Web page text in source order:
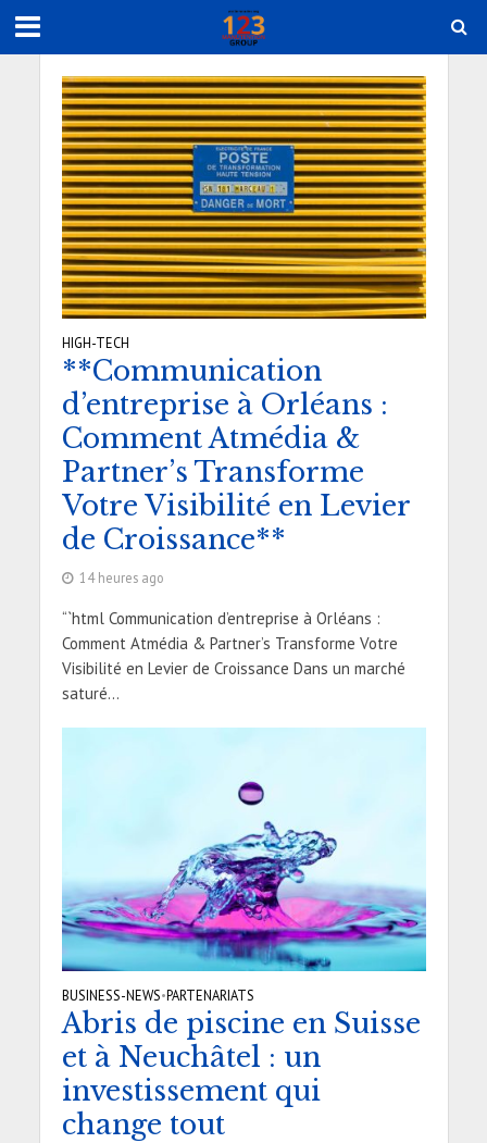
HIGH-TECH
**Communication
d’entreprise à Orléans :
Comment Atmédia &
Partner’s Transforme
Votre Visibilité en Levier
de Croissance**
14 heures ago
“`html Communication d’entreprise à Orléans :
Comment Atmédia & Partner’s Transforme Votre
Visibilité en Levier de Croissance Dans un marché
saturé...
BUSINESS-NEWS•PARTENARIATS
Abris de piscine en Suisse
et à Neuchâtel : un
investissement qui
change tout